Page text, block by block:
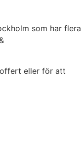
som har flera
eller för att